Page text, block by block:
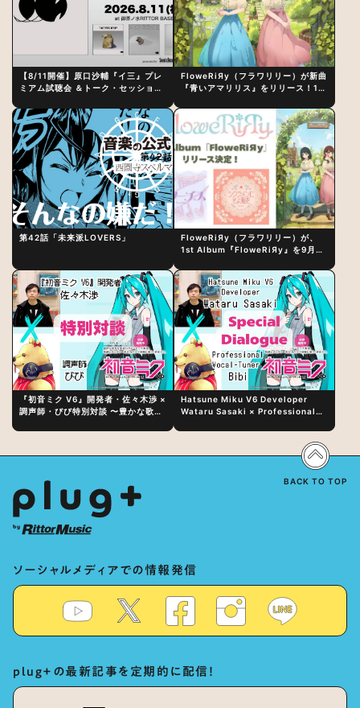
【8/11開催】原口沙輔『イ三』プレ
ミアム試聴会 ＆トーク・セッション
制作秘話
FloweRiЯy（フラワリリー）が新曲
『青いアマリリス』をリリース！1st
第42話「未来派LOVERS」
FloweRiЯy（フラワリリー）が、
1st Album『FloweRiЯy』を9月23
『初音ミク V6』開発者・佐々木渉 ×
調声師・びび特別対談 〜豊かな歌声
Hatsune Miku V6 Developer
Wataru Sasaki × Professional
Vocal Expression Lies in “Love
for the singing characters” and
ソーシャルメディアでの情報発信
plug+の最新記事を定期的に配信！
BACK TO TOP